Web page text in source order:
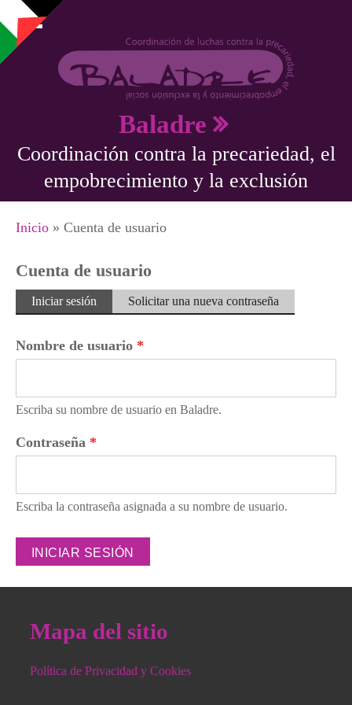
Pasar al contenido principal
Baladre
Coordinación contra la precariedad, el
empobrecimiento y la exclusión
Se encuentra usted aquí
Inicio » Cuenta de usuario
Cuenta de usuario
Solapas principales
Iniciar sesión (solapaSolicitar una nueva contraseña
Nombre de usuario *
Escriba su nombre de usuario en Baladre.
Contraseña *
Escriba la contraseña asignada a su nombre de usuario.
Mapa del sitio
Política de Privacidad y Cookies